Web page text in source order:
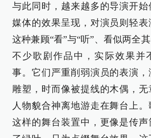
与此同时，越来越多的导演开始
媒体的效果呈现，对演员则轻表
这种兼顾“看”与“听”、看似两全
不少歌剧作品中，实际效果并
事。它们严重削弱演员的表演
雕塑，时而像被提线的木偶，
人物貌合神离地游走在舞台上
这样的舞台装置中，更像是传